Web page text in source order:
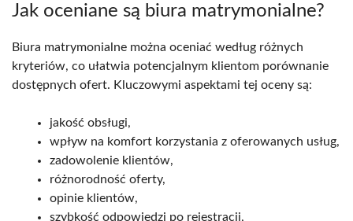
Jak oceniane są biura matrymonialne?
Biura matrymonialne można oceniać według różnych
kryteriów, co ułatwia potencjalnym klientom porównanie
dostępnych ofert. Kluczowymi aspektami tej oceny są:
jakość obsługi,
wpływ na komfort korzystania z oferowanych usług,
zadowolenie klientów,
różnorodność oferty,
opinie klientów,
szybkość odpowiedzi po rejestracji,